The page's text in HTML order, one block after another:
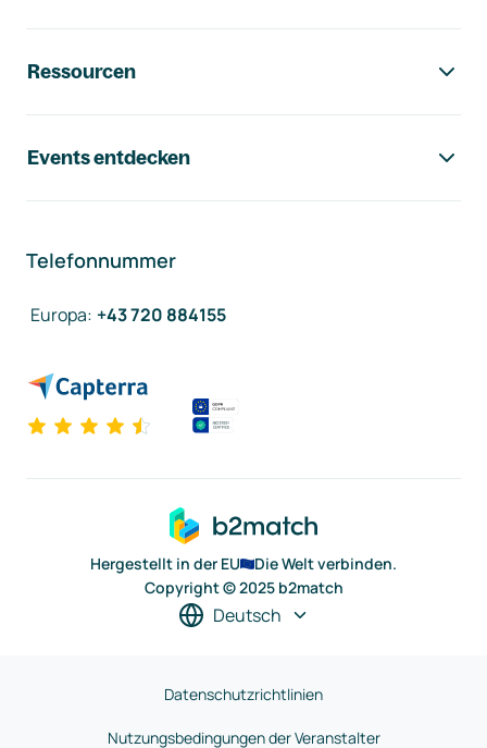
Ressourcen
Events entdecken
Telefonnummer
Europa: +43 720 884155
Hergestellt in der EU
Die Welt verbinden.
Copyright © 2025 b2match
Deutsch
Datenschutzrichtlinien
Nutzungsbedingungen der Veranstalter